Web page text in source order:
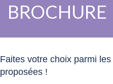
BROCHURE
Faites votre choix parmi
proposées !